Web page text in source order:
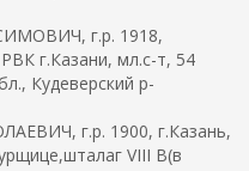
г.р. 1918,
г.Казани, мл.с-т, 54
Кудеверский р-
г.р. 1900, г.Казань,
VIII B(в